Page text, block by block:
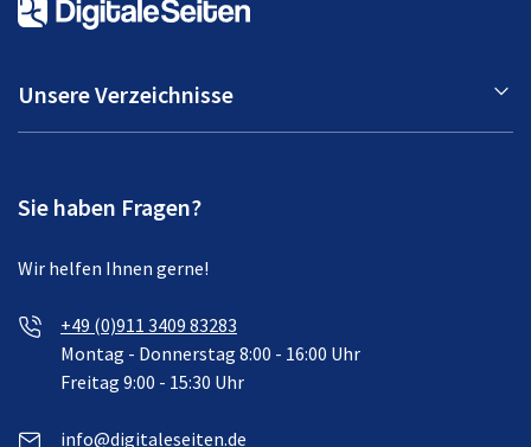
Unsere Verzeichnisse
Sie haben Fragen?
Wir helfen Ihnen gerne!
+49 (0)911 3409 83283
Montag - Donnerstag 8:00 - 16:00 Uhr
Freitag 9:00 - 15:30 Uhr
info@digitaleseiten.de